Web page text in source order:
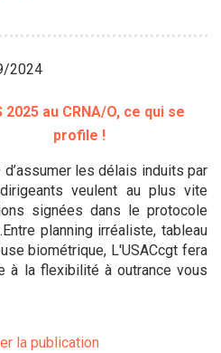
2024
2025 au CRNA/O, ce qui se
profile !
les délais induits par
veulent au plus vite
signées dans le protocole
planning irréaliste, tableau
biométrique, L'USACcgt fera
à la flexibilité à outrance vous
la publication